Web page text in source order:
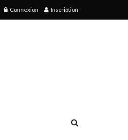
Connexion Inscription